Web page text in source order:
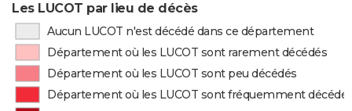
Les LUCOT par lieu de décès
Aucun LUCOT n'est décédé dans ce département
Département où les LUCOT sont rarement décédés
Département où les LUCOT sont peu décédés
Département où les LUCOT sont fréquemment